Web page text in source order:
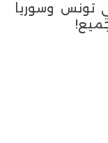
تونس وسوريا